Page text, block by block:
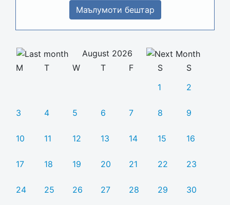
Маълумоти бештар
August 2026
M
T W T F S
S
1
2
3 4 5 6 7 8 9
10 11 12 13 14 15 16
17 18 19 20 21 22 23
24 25 26 27 28 29 30